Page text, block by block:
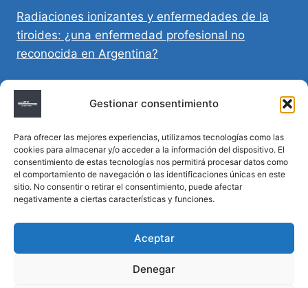
Gestionar consentimiento
Para ofrecer las mejores experiencias, utilizamos tecnologías como las
cookies para almacenar y/o acceder a la información del dispositivo. El
consentimiento de estas tecnologías nos permitirá procesar datos como
el comportamiento de navegación o las identificaciones únicas en este
sitio. No consentir o retirar el consentimiento, puede afectar
negativamente a ciertas características y funciones.
Aceptar
Denegar
Radiaciones ionizantes y enfermedades de la
tiroides: ¿una enfermedad profesional no
reconocida en Argentina?
Directivas Médicas Anticipadas en Córdoba:
requisitos, registro y validez legal
Sumar vida a los años: decálogo para un
envejecimiento saludable
Determinación de la hora de muerte en